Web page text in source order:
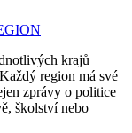
krajů
region má své
zprávy o politice
školství nebo